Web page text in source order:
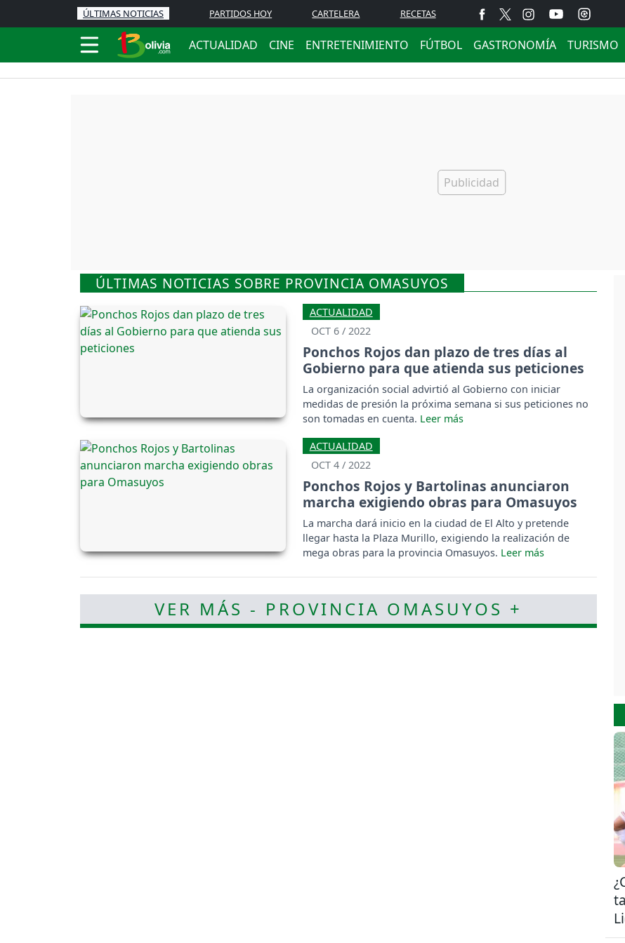
ÚLTIMAS NOTICIAS PARTIDOS HOY CARTELERA RECETAS
ACTUALIDAD CINE ENTRETENIMIENTO FÚTBOL GASTRONOMÍA TURISMO
ÚLTIMAS NOTICIAS SOBRE PROVINCIA OMASUYOS
ACTUALIDAD
OCT 6 / 2022
Ponchos Rojos dan plazo de tres días al
Gobierno para que atienda sus peticiones
La organización social advirtió al Gobierno con iniciar
medidas de presión la próxima semana si sus peticiones no
son tomadas en cuenta.
ACTUALIDAD
OCT 4 / 2022
Ponchos Rojos y Bartolinas anunciaron
marcha exigiendo obras para Omasuyos
La marcha dará inicio en la ciudad de El Alto y pretende
llegar hasta la Plaza Murillo, exigiendo la realización de
mega obras para la provincia Omasuyos.
VER MÁS - PROVINCIA OMASUYOS +